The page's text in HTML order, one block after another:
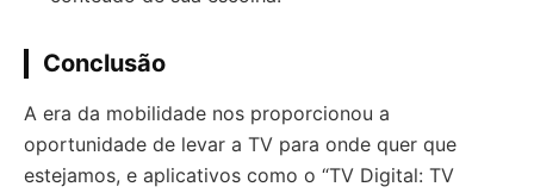
Conclusão
A era da mobilidade nos proporcionou a
oportunidade de levar a TV para onde quer que
estejamos, e aplicativos como o “TV Digital: TV